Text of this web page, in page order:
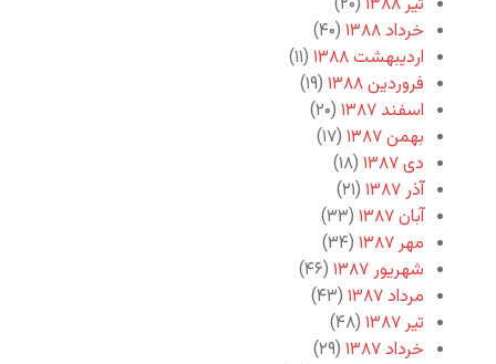
خرداد ۱۳۸۸
(۴۰)
اردیبهشت ۱۳۸۸
(۱۱)
فروردین ۱۳۸۸
(۱۹)
اسفند ۱۳۸۷
(۲۰)
بهمن ۱۳۸۷
(۱۷)
دی ۱۳۸۷
(۱۸)
آذر ۱۳۸۷
(۲۱)
آبان ۱۳۸۷
(۳۳)
مهر ۱۳۸۷
(۳۴)
شهریور ۱۳۸۷
(۴۶)
مرداد ۱۳۸۷
(۴۳)
تیر ۱۳۸۷
(۴۸)
خرداد ۱۳۸۷
(۲۹)